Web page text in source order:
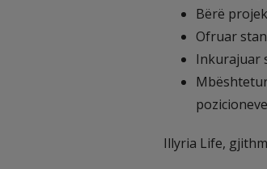
Bërë
Ofruar
Inkurajuar
Illyria Life,